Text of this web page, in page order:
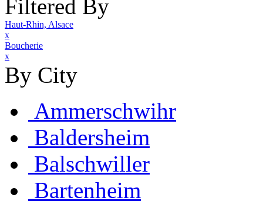
Filtered By
Haut-Rhin, Alsace
x
Boucherie
x
By City
Ammerschwihr
Baldersheim
Balschwiller
Bartenheim